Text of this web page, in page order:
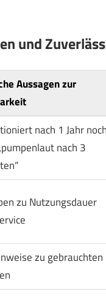
und
Aussagen zur
nach 1 Jahr
nach 3
zu Nutzungsdauer
zu gebrauchten